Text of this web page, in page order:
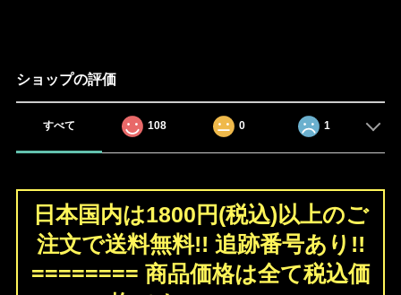
ショップの評価
すべて 108 0 1
日本国内は1800円(税込)以上のご
注文で送料無料!! 追跡番号あり!!
======== 商品価格は全て税込価